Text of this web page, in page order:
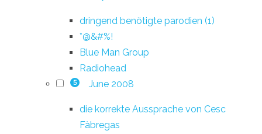
dringend benötigte parodien (1)
*@&#%!
Blue Man Group
Radiohead
5 June 2008
die korrekte Aussprache von Cesc
Fàbregas